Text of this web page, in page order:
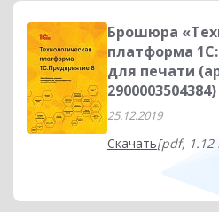
Брошюра
платформа
для печати
2900003504384)
25.12.2019
Скачать[pdf, 1.12